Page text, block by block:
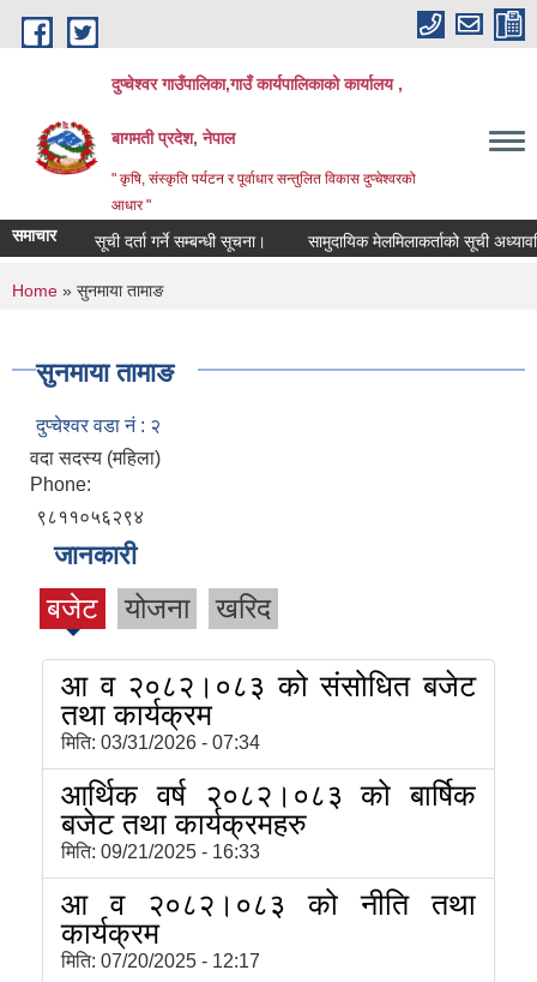
Skip to main content
दुप्चेश्वर गाउँपालिका,गाउँ कार्यपालिकाको कार्यालय ,
बागमती प्रदेश, नेपाल
" कृषि, संस्कृति पर्यटन र पूर्वाधार सन्तुलित विकास दुप्चेश्वरको
आधार "
समाचार सूची दर्ता गर्ने सम्बन्धी सूचना। सामुदायिक मेलमिलाकर्ताको सूची अध्यावधिक
You are here
Home » सुनमाया तामाङ
सुनमाया तामाङ
दुप्चेश्वर वडा नं : २
वदा सदस्य (महिला)
Phone:
९८११०५६२९४
जानकारी
बजेट योजना खरिद
आ व २०८२।०८३ को संसोधित बजेट
तथा कार्यक्रम
मिति: 03/31/2026 - 07:34
आर्थिक वर्ष २०८२।०८३ को बार्षिक
बजेट तथा कार्यक्रमहरु
मिति: 09/21/2025 - 16:33
आ व २०८२।०८३ को नीति तथा
कार्यक्रम
मिति: 07/20/2025 - 12:17